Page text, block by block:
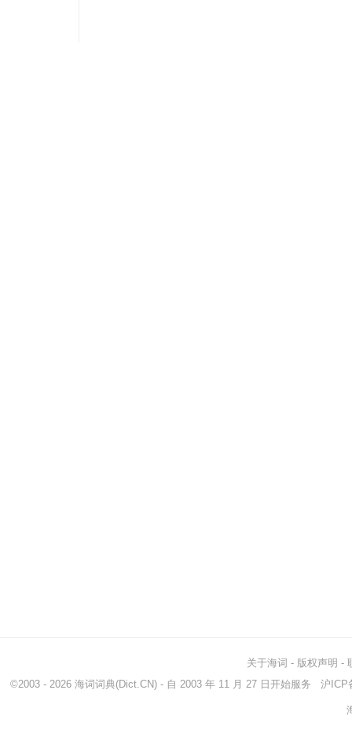
关于海词 - 版权声明 -
©2003 - 2026 海词词典(Dict.CN) - 自 2003 年 11 月 27 日开始服务 沪ICP